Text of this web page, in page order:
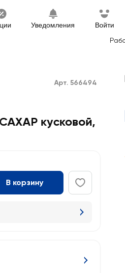
Уведомления Войти
Арт. 566494
кусковой,
В корзину